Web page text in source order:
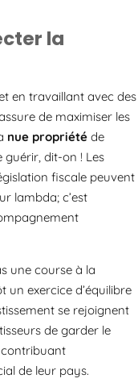
la
en travaillant avec des
de maximiser les
nue propriété de
guérir, dit-on ! Les
fiscale peuvent
lambda; c’est
une course à la
un exercice d’équilibre
se rejoignent
de garder le
de leur pays.